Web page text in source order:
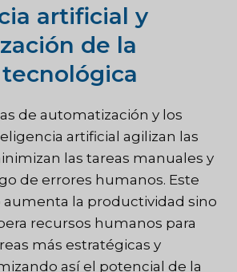
artificial y
de la
de automatización y los
artificial agilizan las
las tareas manuales y
de errores humanos. Este
aumenta la productividad sino
recursos humanos para
más estratégicas y
así el potencial de la